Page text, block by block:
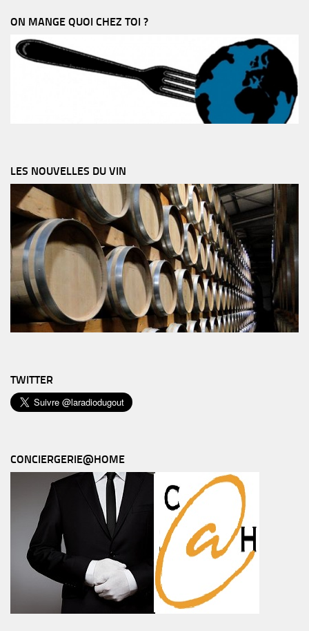
ON MANGE QUOI CHEZ TOI ?
LES NOUVELLES DU VIN
TWITTER
CONCIERGERIE@HOME